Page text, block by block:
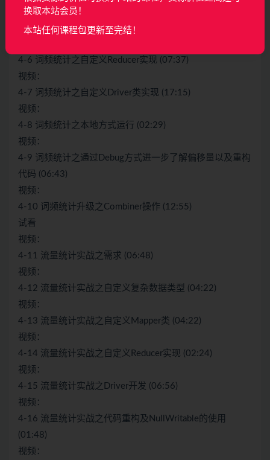
视频：
4-5 词频统计之自定义Mapper实现 (12:13)
4-6 词频统计之自定义Reducer实现 (07:37)
视频：
4-7 词频统计之自定义Driver类实现 (17:15)
视频：
4-8 词频统计之本地方式运行 (02:29)
视频：
4-9 词频统计之通过Debug方式进一步了解偏移量以及重构
代码 (06:43)
视频：
4-10 词频统计升级之Combiner操作 (12:55)
试看
视频：
4-11 流量统计实战之需求 (06:48)
视频：
4-12 流量统计实战之自定义复杂数据类型 (04:22)
视频：
4-13 流量统计实战之自定义Mapper类 (04:22)
视频：
4-14 流量统计实战之自定义Reducer实现 (02:24)
视频：
4-15 流量统计实战之Driver开发 (06:56)
视频：
4-16 流量统计实战之代码重构及NullWritable的使用
(01:48)
视频：
换取本站会员！
本站任何课程包更新至完结！